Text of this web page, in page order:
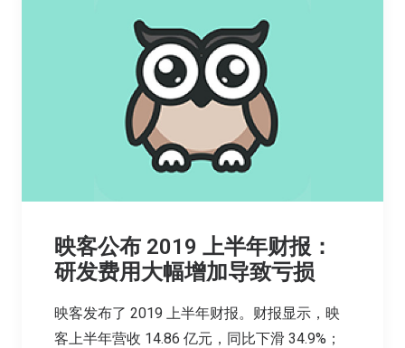
映客公布 2019 上半年财报：
研发费用大幅增加导致亏损
映客发布了 2019 上半年财报。财报显示，映
客上半年营收 14.86 亿元，同比下滑 34.9%；